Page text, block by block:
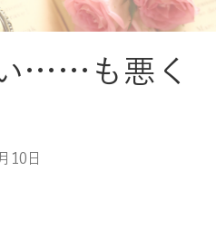
……も悪く
10日